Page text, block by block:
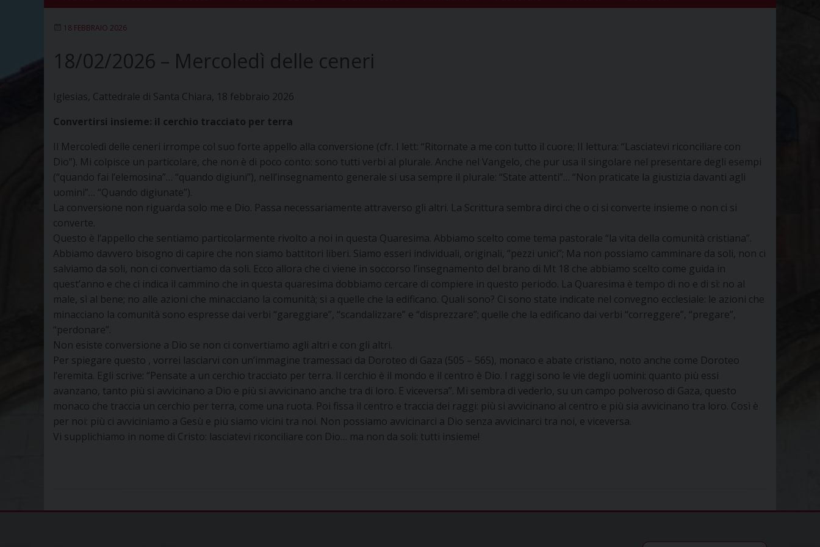
18 FEBBRAIO 2026
18/02/2026 – Mercoledì delle ceneri
Iglesias, Cattedrale di Santa Chiara, 18 febbraio 2026
Convertirsi insieme: il cerchio tracciato per terra
Il Mercoledì delle ceneri irrompe col suo forte appello alla conversione (cfr. I lett: “Ritornate a me con tutto il cuore; II lettura: “Lasciatevi riconciliare con
Dio”). Mi colpisce un particolare, che non è di poco conto: sono tutti verbi al plurale. Anche nel Vangelo, che pur usa il singolare nel presentare degli esempi
(“quando fai l’elemosina”… “quando digiuni”), nell’insegnamento generale si usa sempre il plurale: “State attenti”… “Non praticate la giustizia davanti agli
uomini”… “Quando digiunate”).
La conversione non riguarda solo me e Dio. Passa necessariamente attraverso gli altri. La Scrittura sembra dirci che o ci si converte insieme o non ci si
converte.
Questo è l’appello che sentiamo particolarmente rivolto a noi in questa Quaresima. Abbiamo scelto come tema pastorale “la vita della comunità cristiana”.
Abbiamo davvero bisogno di capire che non siamo battitori liberi. Siamo esseri individuali, originali, “pezzi unici”; Ma non possiamo camminare da soli, non ci
salviamo da soli, non ci convertiamo da soli. Ecco allora che ci viene in soccorso l’insegnamento del brano di Mt 18 che abbiamo scelto come guida in
quest’anno e che ci indica il cammino che in questa quaresima dobbiamo cercare di compiere in questo periodo. La Quaresima è tempo di no e di sì: no al
male, sì al bene; no alle azioni che minacciano la comunità; si a quelle che la edificano. Quali sono? Ci sono state indicate nel convegno ecclesiale: le azioni che
minacciano la comunità sono espresse dai verbi “gareggiare”, “scandalizzare” e “disprezzare”; quelle che la edificano dai verbi “correggere”, “pregare”,
“perdonare”.
Non esiste conversione a Dio se non ci convertiamo agli altri e con gli altri.
Per spiegare questo , vorrei lasciarvi con un’immagine tramessaci da Doroteo di Gaza (505 – 565), monaco e abate cristiano, noto anche come Doroteo
l’eremita. Egli scrive: “Pensate a un cerchio tracciato per terra. Il cerchio è il mondo e il centro è Dio. I raggi sono le vie degli uomini: quanto più essi
avanzano, tanto più si avvicinano a Dio e più si avvicinano anche tra di loro. E viceversa”. Mi sembra di vederlo, su un campo polveroso di Gaza, questo
monaco che traccia un cerchio per terra, come una ruota. Poi fissa il centro e traccia dei raggi: più si avvicinano al centro e più sia avvicinano tra loro. Così è
per noi: più ci avviciniamo a Gesù e più siamo vicini tra noi. Non possiamo avvicinarci a Dio senza avvicinarci tra noi, e viceversa.
Vi supplichiamo in nome di Cristo: lasciatevi riconciliare con Dio… ma non da soli: tutti insieme!